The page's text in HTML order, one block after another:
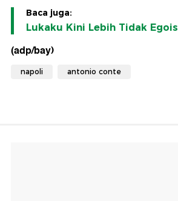
Baca juga:
Lukaku Kini Lebih Tidak Egois
(adp/bay)
napoli antonio conte